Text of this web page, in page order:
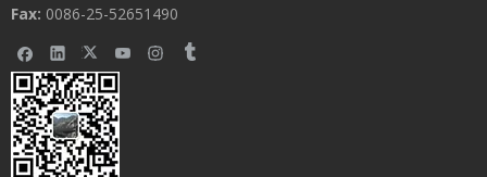
Fax: 0086-25-52651490